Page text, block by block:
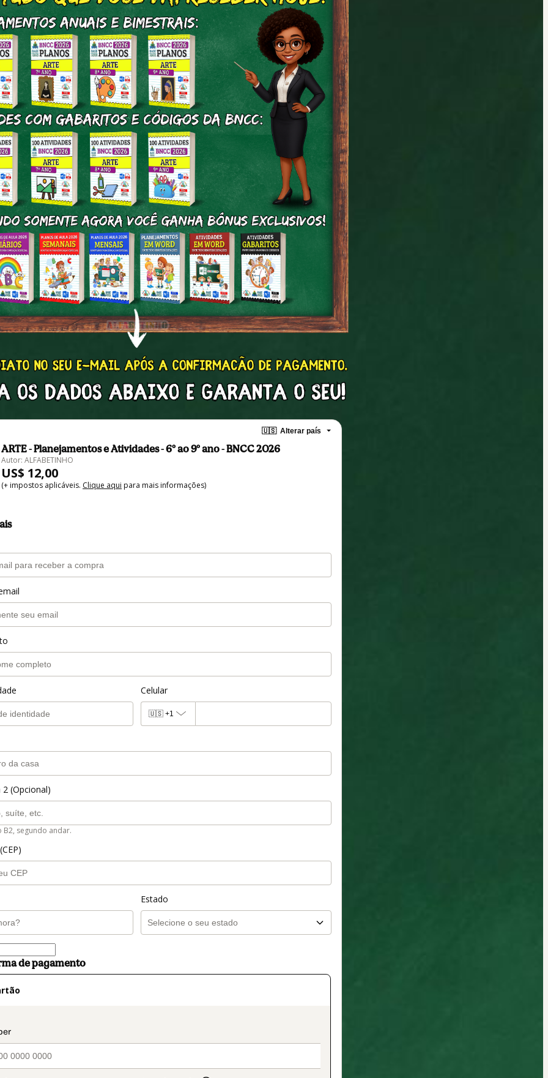
🇺🇸 Alterar país
ARTE - Planejamentos e Atividades - 6º ao 9º ano - BNCC 2026
Autor: ALFABETINHO
US$ 12,00
(+ impostos aplicáveis. Clique aqui para mais informações)
Celular
🇺🇸 +1
2 (Opcional)
B2, segundo andar.
Estado
de pagamento